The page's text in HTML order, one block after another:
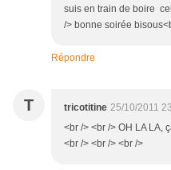
suis en train de boire
/> bonne soirée
Répondre
T tricotitine 25/10/2011
<br /> <br /> OH LA LA,
<br /> <br /> <br />